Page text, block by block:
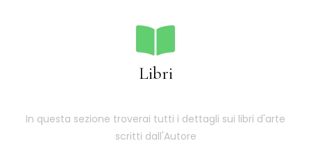
Libri
In questa sezione troverai tutti i dettagli sui libri d'arte
scritti dall'Autore